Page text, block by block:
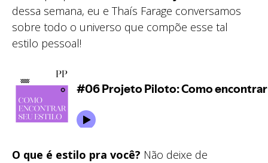
dessa semana, eu e Thaís Farage conversamos
sobre todo o universo que compõe esse tal
estilo pessoal!
O que é estilo pra você? Não deixe de